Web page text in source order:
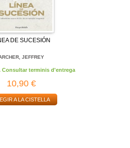
DE SUCESIÓN
JEFFREY
Consultar terminis d'entrega
10,90 €
A LA CISTELLA